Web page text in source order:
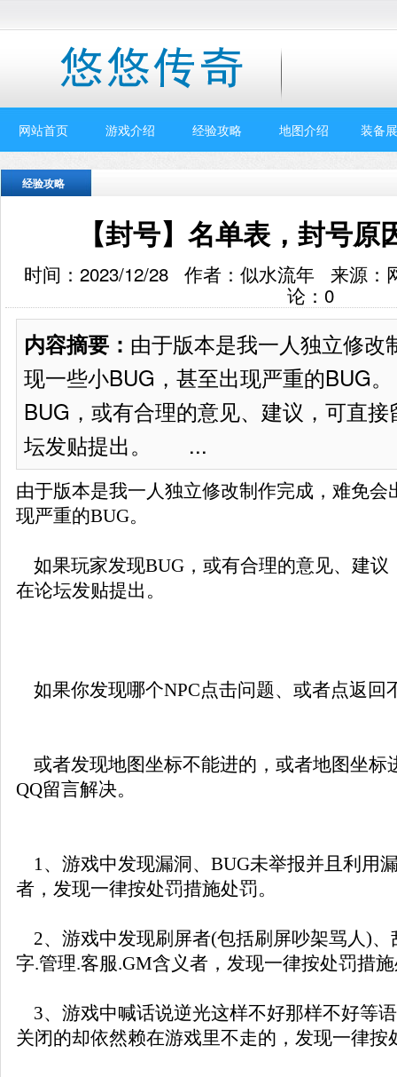
网站首页 游戏介绍 经验攻略 地图介绍 装备
经验攻略
【封号】名单表，封号
时间：2023/12/28 作者：似水流年 来源
论： 0
内容摘要： 由于版本是我一人独立修改
现一些小BUG，甚至出现严重的
BUG，或有合理的意见、建议，可直
坛发贴提出。 ...
由于版本是我一人独立修改制作完成，难免会
现严重的BUG。
如果玩家发现BUG，或有合理的意见、建议
在论坛发贴提出。
如果你发现哪个NPC点击问题、或者点返回
或者发现地图坐标不能进的，或者地图坐标
QQ留言解决。
1、游戏中发现漏洞、BUG未举报并且利用
者，发现一律按处罚措施处罚。
2、游戏中发现刷屏者(包括刷屏吵架骂人)、
字.管理.客服.GM含义者，发现一律按处罚措
3、游戏中喊话说逆光这样不好那样不好等
关闭的却依然赖在游戏里不走的，发现一律按